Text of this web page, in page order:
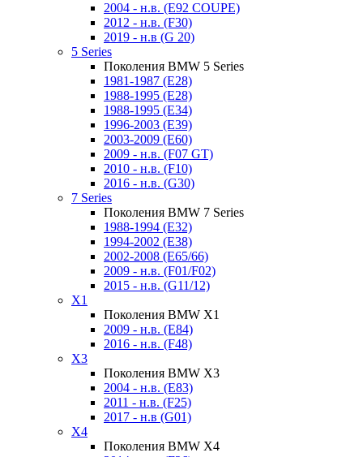
2004 - н.в. (E92 COUPE)
2012 - н.в. (F30)
2019 - н.в (G 20)
5 Series
Поколения BMW 5 Series
1981-1987 (E28)
1988-1995 (E28)
1988-1995 (E34)
1996-2003 (E39)
2003-2009 (E60)
2009 - н.в. (F07 GT)
2010 - н.в. (F10)
2016 - н.в. (G30)
7 Series
Поколения BMW 7 Series
1988-1994 (E32)
1994-2002 (E38)
2002-2008 (E65/66)
2009 - н.в. (F01/F02)
2015 - н.в. (G11/12)
X1
Поколения BMW X1
2009 - н.в. (E84)
2016 - н.в. (F48)
X3
Поколения BMW X3
2004 - н.в. (E83)
2011 - н.в. (F25)
2017 - н.в (G01)
X4
Поколения BMW X4